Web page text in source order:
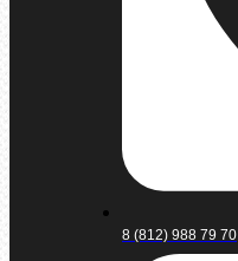
8 (812) 988 79 70